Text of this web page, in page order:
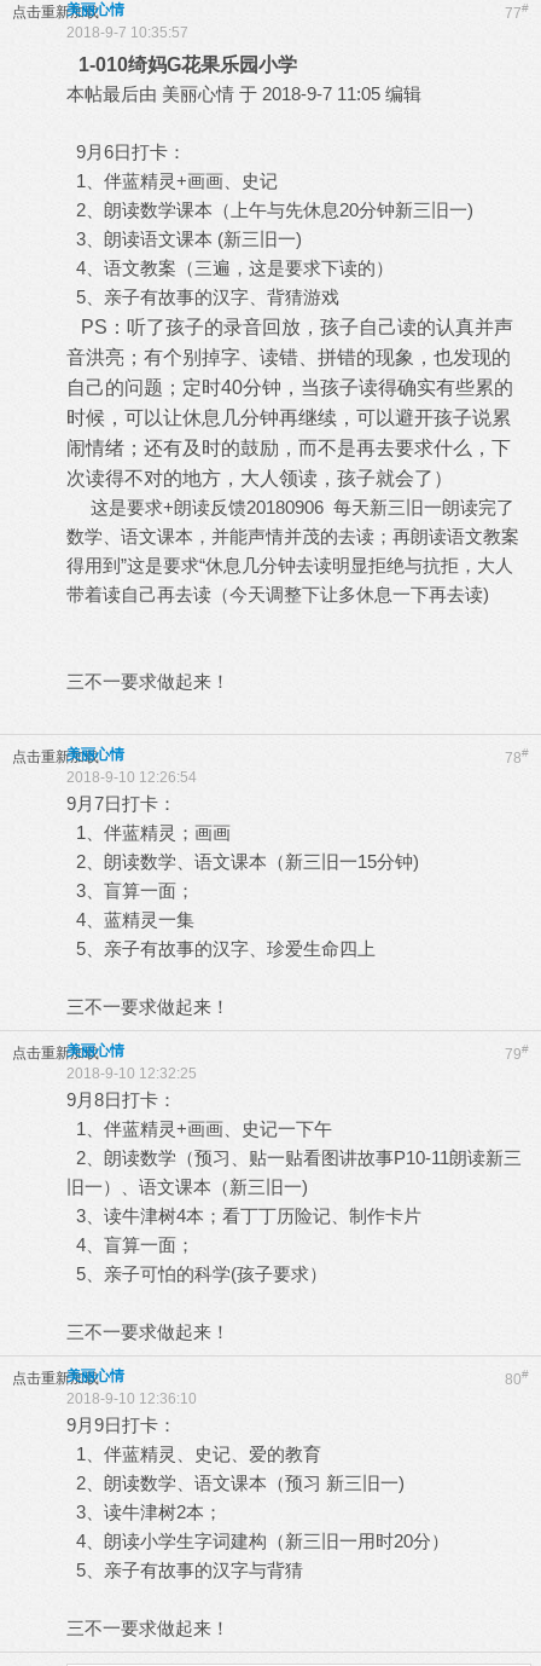
点击重新加载 77#
美丽心情
2018-9-7 10:35:57
1-010绮妈G花果乐园小学
本帖最后由 美丽心情 于 2018-9-7 11:05 编辑
9月6日打卡：
1、伴蓝精灵+画画、史记
2、朗读数学课本（上午与先休息20分钟新三旧一)
3、朗读语文课本 (新三旧一)
4、语文教案（三遍，这是要求下读的）
5、亲子有故事的汉字、背猜游戏
PS：听了孩子的录音回放，孩子自己读的认真并声
音洪亮；有个别掉字、读错、拼错的现象，也发现的
自己的问题；定时40分钟，当孩子读得确实有些累的
时候，可以让休息几分钟再继续，可以避开孩子说累
闹情绪；还有及时的鼓励，而不是再去要求什么，下
次读得不对的地方，大人领读，孩子就会了）
这是要求+朗读反馈20180906 每天新三旧一朗读完了
数学、语文课本，并能声情并茂的去读；再朗读语文教案
得用到”这是要求“休息几分钟去读明显拒绝与抗拒，大人
带着读自己再去读（今天调整下让多休息一下再去读)
三不一要求做起来！
点击重新加载 78#
美丽心情
2018-9-10 12:26:54
9月7日打卡：
1、伴蓝精灵；画画
2、朗读数学、语文课本（新三旧一15分钟)
3、盲算一面；
4、蓝精灵一集
5、亲子有故事的汉字、珍爱生命四上
三不一要求做起来！
点击重新加载 79#
美丽心情
2018-9-10 12:32:25
9月8日打卡：
1、伴蓝精灵+画画、史记一下午
2、朗读数学（预习、贴一贴看图讲故事P10-11朗读新三
旧一）、语文课本（新三旧一)
3、读牛津树4本；看丁丁历险记、制作卡片
4、盲算一面；
5、亲子可怕的科学(孩子要求）
三不一要求做起来！
点击重新加载 80#
美丽心情
2018-9-10 12:36:10
9月9日打卡：
1、伴蓝精灵、史记、爱的教育
2、朗读数学、语文课本（预习 新三旧一)
3、读牛津树2本；
4、朗读小学生字词建构（新三旧一用时20分）
5、亲子有故事的汉字与背猜
三不一要求做起来！